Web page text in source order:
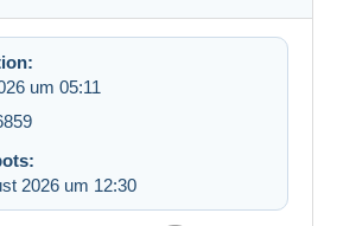
um 05:11
2026 um 12:30